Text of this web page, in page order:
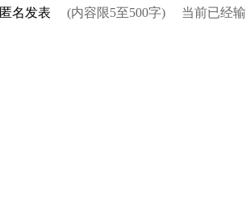
匿名发表 (内容限5至500字) 当前已经